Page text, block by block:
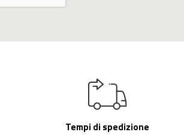
Tempi di spedizione